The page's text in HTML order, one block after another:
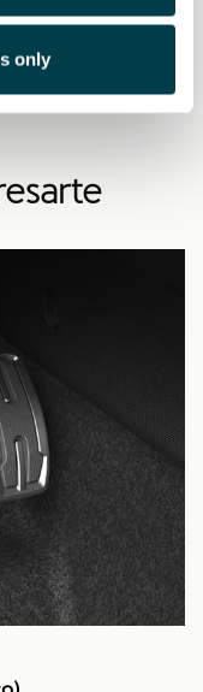
only
CUPRA